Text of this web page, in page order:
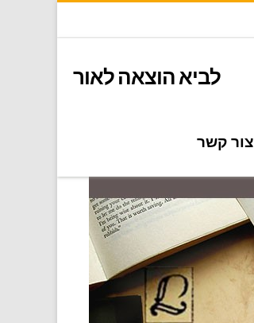
לביא הוצאה לאור
צור קשר